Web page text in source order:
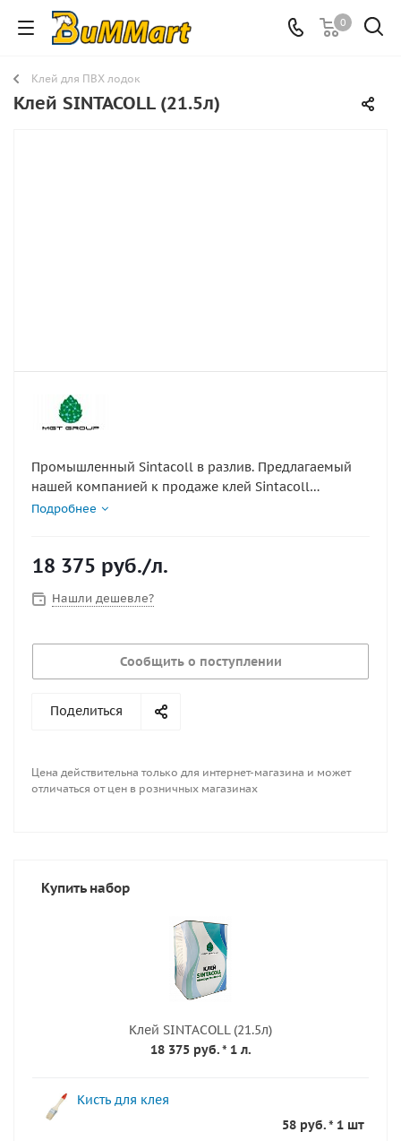
0
Клей для ПВХ лодок
Клей SINTACOLL (21.5л)
Промышленный Sintacoll в разлив. Предлагаемый
нашей компанией к продаже клей Sintacoll
характеризуется высокой плотностью, равной 0,85 г/
закрепителем Desmodur RFE или другими марками
120°С. Такие внушительные параметры способствуют
склеивания трудно склеиваемых
пластифицированных материалов.
Подробнее
18 375 руб./л.
Нашли дешевле?
Сообщить о поступлении
Поделиться
Цена действительна только для интернет-магазина и может
отличаться от цен в розничных магазинах
Купить набор
Клей SINTACOLL (21.5л)
18 375 руб.* 1 л.
Кисть для клея
58 руб. * 1 шт